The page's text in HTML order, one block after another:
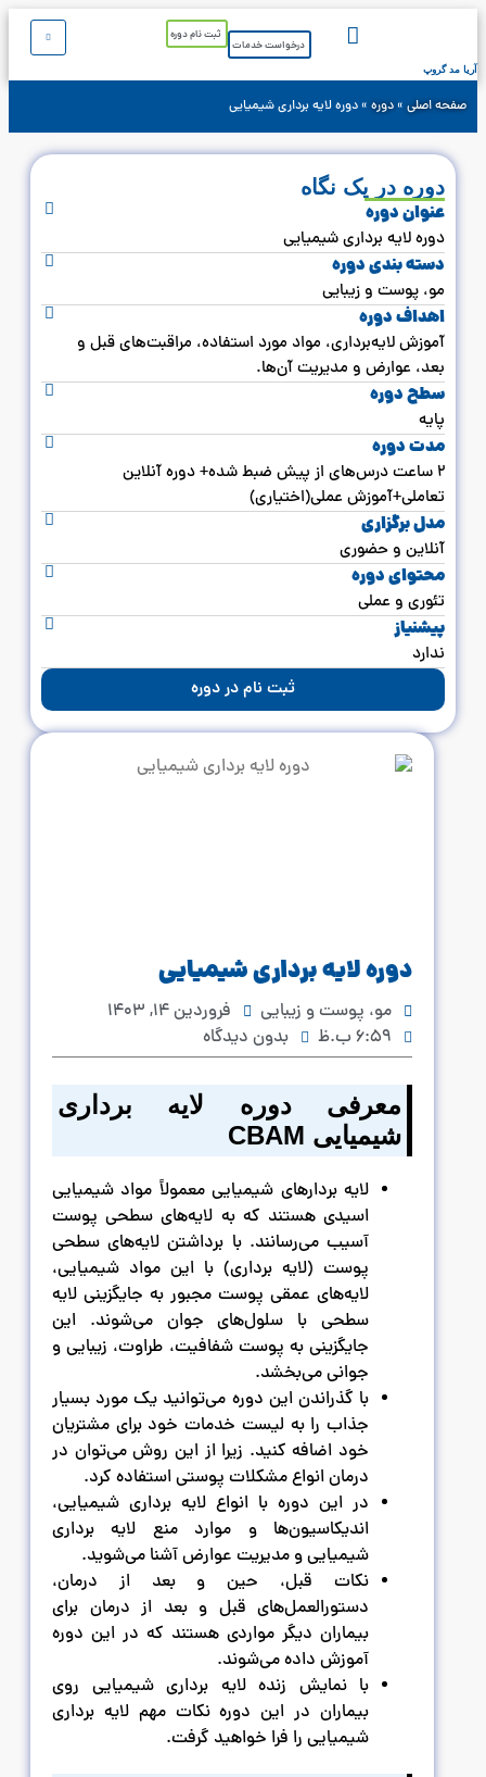
آریا مد گروپ
درخواست خدمات
ثبت نام دوره
صفحه اصلی » دوره » دوره لایه برداری شیمیایی
دوره در یک نگاه
عنوان دوره
دوره لایه برداری شیمیایی
دسته‌ بندی دوره
مو، پوست و زیبایی
اهداف دوره
آموزش لایه‌برداری، مواد مورد استفاده، مراقبت‌های قبل و
بعد، عوارض و مدیریت آن‌ها.
سطح دوره
پایه
مدت دوره
2 ساعت درس‌های از پیش ضبط شده+ دوره آنلاین
تعاملی+آموزش عملی(اختیاری)
مدل برگزاری
آنلاین و حضوری
محتوای دوره
تئوری و عملی
پیشنیاز
ندارد
ثبت نام در دوره
دوره لایه برداری شیمیایی
مو، پوست و زیبایی
فروردین ۱۴, ۱۴۰۳
۶:۵۹ ب.ظ
بدون دیدگاه
معرفی دوره لایه برداری
شیمیایی CBAM
لایه بردارهای شیمیایی معمولاً مواد شیمیایی
اسیدی هستند که به لایه‌های سطحی پوست
آسیب می‌رسانند. با برداشتن لایه‌های سطحی
پوست (لایه برداری) با این مواد شیمیایی،
لایه‌های عمقی پوست مجبور به جایگزینی لایه
سطحی با سلول‌های جوان می‌شوند. این
جایگزینی به پوست شفافیت، طراوت، زیبایی و
جوانی می‌بخشد.
با گذراندن این دوره می‌توانید یک مورد بسیار
جذاب را به لیست خدمات خود برای مشتریان
خود اضافه کنید. زیرا از این روش می‌توان در
درمان انواع مشکلات پوستی استفاده کرد.
در این دوره با انواع لایه برداری شیمیایی،
اندیکاسیون‌ها و موارد منع لایه برداری
شیمیایی و مدیریت عوارض آشنا می‌شوید.
نکات قبل، حین و بعد از درمان،
دستورالعمل‌های قبل و بعد از درمان برای
بیماران دیگر مواردی هستند که در این دوره
آموزش داده می‌شوند.
با نمایش زنده لایه برداری شیمیایی روی
بیماران در این دوره نکات مهم لایه برداری
شیمیایی را فرا خواهید گرفت.